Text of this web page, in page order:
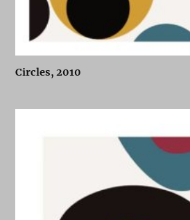
Circles, 2010